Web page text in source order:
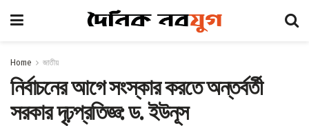
Home জাতীয়
নির্বাচনের আগে সংস্কার করতে অন্তর্বর্তী
সরকার দৃঢ়প্রতিজ্ঞ: ড. ইউনূস